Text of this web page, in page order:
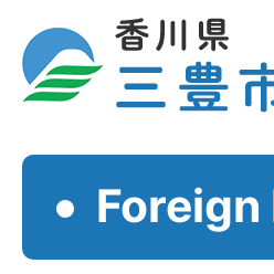
Foreign